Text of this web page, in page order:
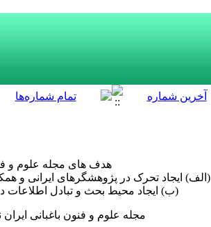
هدف های مجله علوم و
(الف) ایجاد تحرک در پژوهشگرهای ایرانی و
(ب) ایجاد محیط بحث و تبادل اطلاعات
مجله علوم و فنون باغبانی